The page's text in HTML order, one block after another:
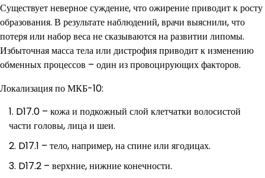
Существует неверное суждение, что ожирение приводит к росту
образования. В результате наблюдений, врачи выяснили, что
потеря или набор веса не сказываются на развитии липомы.
Избыточная масса тела или дистрофия приводит к изменению
обменных процессов – один из провоцирующих факторов.
Локализация по МКБ-10:
D17.0 – кожа и подкожный слой клетчатки волосистой
части головы, лица и шеи.
D17.1 – тело, например, на спине или ягодицах.
D17.2 – верхние, нижние конечности.